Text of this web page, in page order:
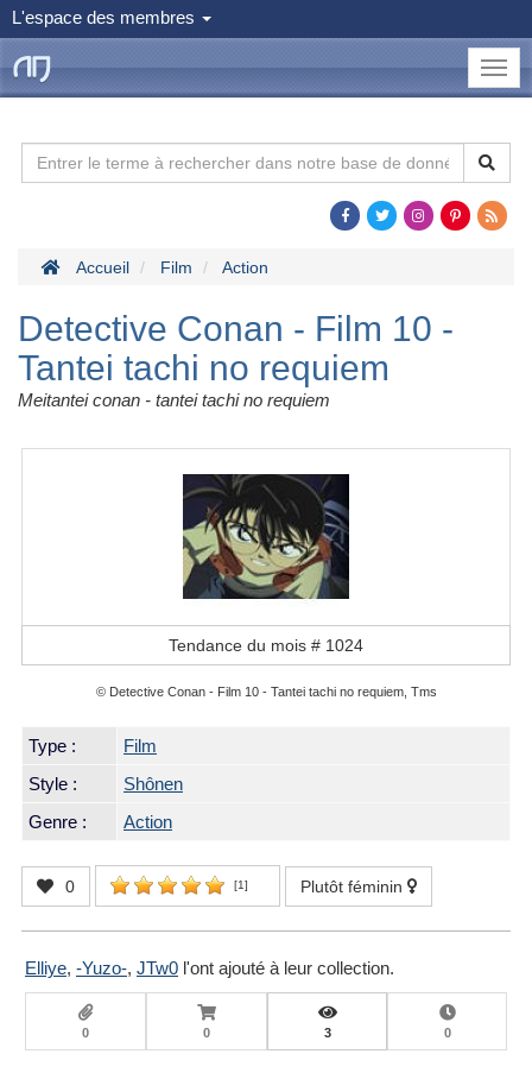
L'espace des membres
le
Dojo
Accueil Film Action
Detective Conan - Film 10 -
Tantei tachi no requiem
Meitantei conan - tantei tachi no requiem
Tendance du mois # 1024
© Detective Conan - Film 10 - Tantei tachi no requiem, Tms
Type :
Film
Style :
Shônen
Genre :
Action
0 [1] Plutôt féminin
Elliye, -Yuzo-, JTw0 l'ont ajouté à leur collection.
0 0 3 0